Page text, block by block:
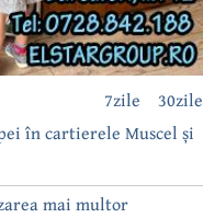
30zile
7zile
în cartierele Muscel și
mai multor